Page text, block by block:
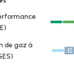
de gaz à